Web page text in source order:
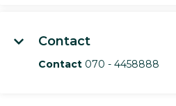
Contact
Contact 070 - 4458888